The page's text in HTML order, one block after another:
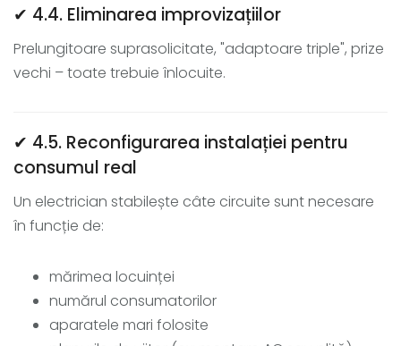
✔ 4.4. Eliminarea improvizațiilor
Prelungitoare suprasolicitate, "adaptoare triple", prize
vechi – toate trebuie înlocuite.
✔ 4.5. Reconfigurarea instalației pentru
consumul real
Un electrician stabilește câte circuite sunt necesare
în funcție de:
mărimea locuinței
numărul consumatorilor
aparatele mari folosite